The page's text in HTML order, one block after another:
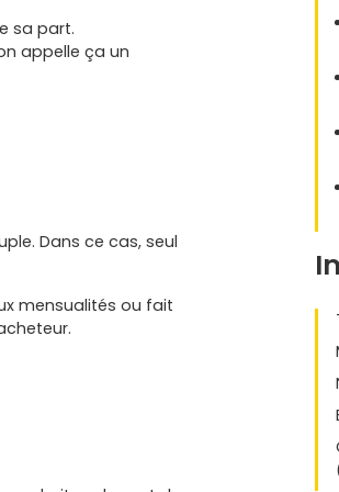
sa part.
appelle ça un
Dans ce cas, seul
mensualités ou fait